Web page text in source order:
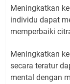
Meningkatkan
individu dapat
memperbaiki
Meningkatkan
secara teratur
mental dengan